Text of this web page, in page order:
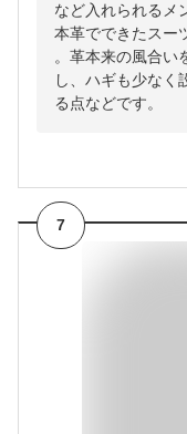
など入れられるメ
本革でできたスー
。革本来の風合い
し、ハギも少なく
る点などです。
7